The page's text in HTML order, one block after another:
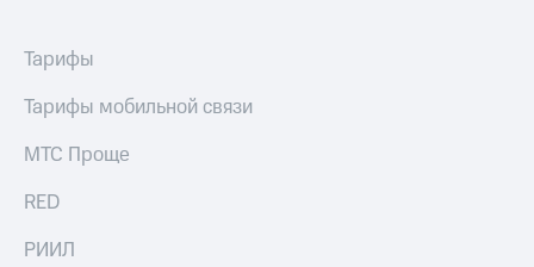
Строки
Деньги
Накопления
Тарифы
Тарифы мобильной связи
МТС Проще
RED
РИИЛ